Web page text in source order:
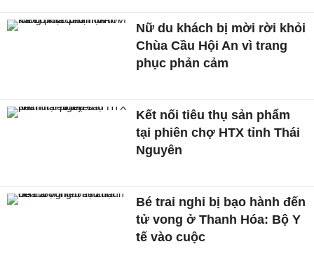
Nữ du khách bị mời rời khỏi
Chùa Cầu Hội An vì trang
phục phản cảm
Kết nối tiêu thụ sản phẩm
tại phiên chợ HTX tỉnh Thái
Nguyên
Bé trai nghi bị bạo hành đến
tử vong ở Thanh Hóa: Bộ Y
tế vào cuộc